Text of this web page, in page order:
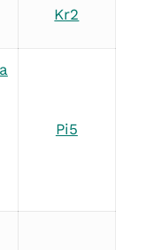
Kr2
Pi5